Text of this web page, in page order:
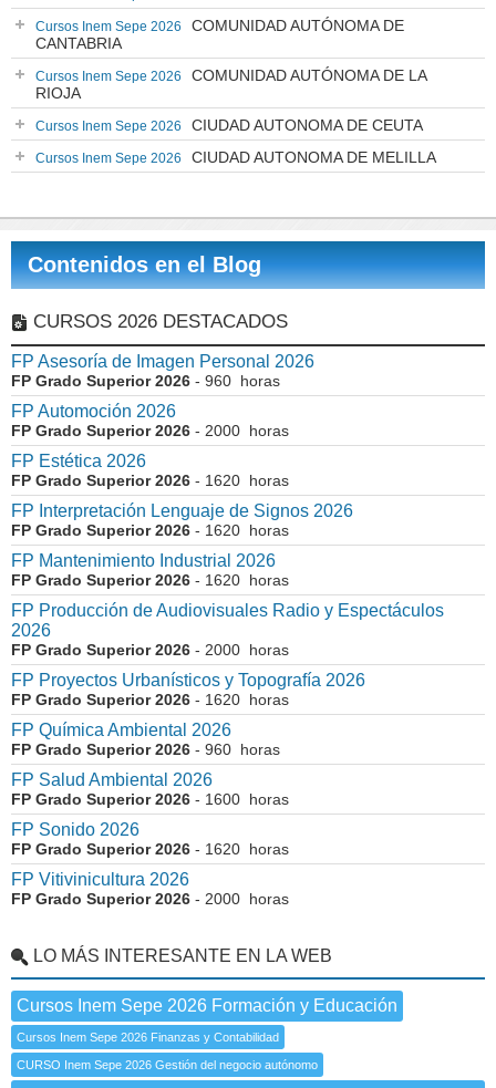
Cursos Inem Sepe 2026
COMUNIDAD AUTÓNOMA DE
CANTABRIA
Cursos Inem Sepe 2026
COMUNIDAD AUTÓNOMA DE LA
RIOJA
Cursos Inem Sepe 2026 CIUDAD AUTONOMA DE CEUTA
Cursos Inem Sepe 2026 CIUDAD AUTONOMA DE MELILLA
Contenidos en el Blog
CURSOS 2026 DESTACADOS
FP Asesoría de Imagen Personal 2026
FP Grado Superior 2026 - 960 horas
FP Automoción 2026
FP Grado Superior 2026 - 2000 horas
FP Estética 2026
FP Grado Superior 2026 - 1620 horas
FP Interpretación Lenguaje de Signos 2026
FP Grado Superior 2026 - 1620 horas
FP Mantenimiento Industrial 2026
FP Grado Superior 2026 - 1620 horas
FP Producción de Audiovisuales Radio y Espectáculos
2026
FP Grado Superior 2026 - 2000 horas
FP Proyectos Urbanísticos y Topografía 2026
FP Grado Superior 2026 - 1620 horas
FP Química Ambiental 2026
FP Grado Superior 2026 - 960 horas
FP Salud Ambiental 2026
FP Grado Superior 2026 - 1600 horas
FP Sonido 2026
FP Grado Superior 2026 - 1620 horas
FP Vitivinicultura 2026
FP Grado Superior 2026 - 2000 horas
LO MÁS INTERESANTE EN LA WEB
Cursos Inem Sepe 2026 Formación y Educación
Cursos Inem Sepe 2026 Finanzas y Contabilidad
CURSO Inem Sepe 2026 Gestión del negocio autónomo